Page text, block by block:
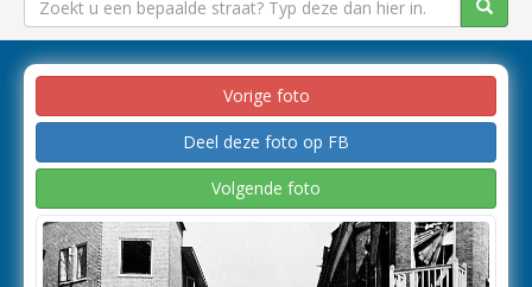
Vorige foto
Deel deze foto op FB
Volgende foto